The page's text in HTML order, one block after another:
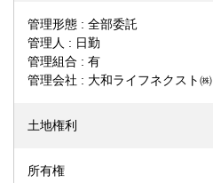
管理形態 : 全部委託
管理人 : 日勤
管理組合 : 有
管理会社 : 大和ライフネクスト㈱
土地権利
所有権